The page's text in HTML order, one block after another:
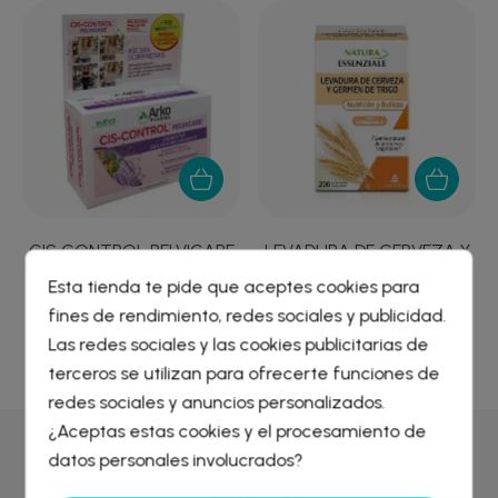
CIS CONTROL PELVICARE
22,18 €
LEVADURA DE CERVEZA Y
8,47 €
Por qué comprar enFarmacia Liceo
Crear lista de deseos
Nombre de la lista de deseos
Iniciar sesión
Debe iniciar sesión para guardar productos en su lista de
deseos.
Esta tienda te pide que aceptes cookies para
fines de rendimiento, redes sociales y publicidad.
Las redes sociales y las cookies publicitarias de
terceros se utilizan para ofrecerte funciones de
redes sociales y anuncios personalizados.
¿Aceptas estas cookies y el procesamiento de
datos personales involucrados?